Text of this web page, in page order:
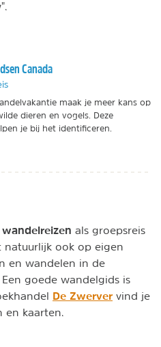
Canada
maak je meer kans op
dieren en vogels. Deze
je bij het identificeren.
wandelreizen als groepsreis
natuurlijk ook op eigen
en wandelen in de
goede wandelgids is
De Zwerver vind je
en kaarten.